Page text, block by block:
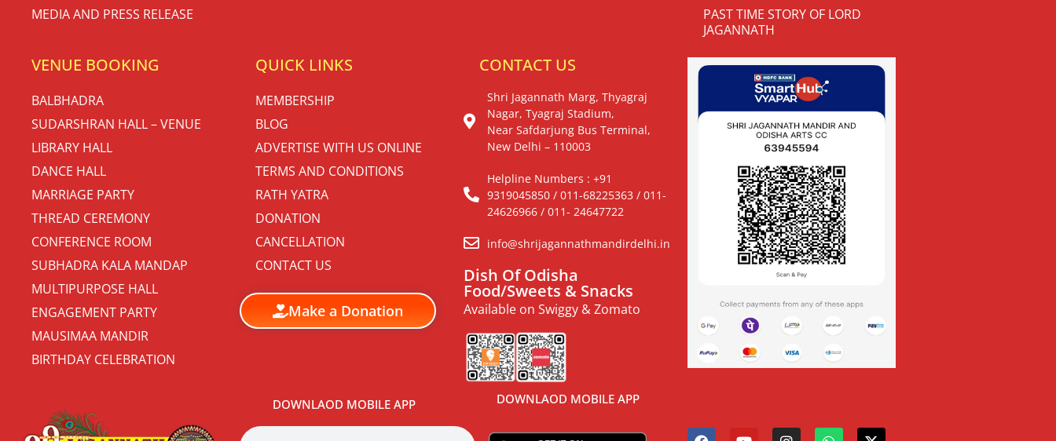
MEDIA AND PRESS RELEASE
PAST TIME STORY OF LORD
JAGANNATH
VENUE BOOKING
BALBHADRA
SUDARSHRAN HALL – VENUE
LIBRARY HALL
DANCE HALL
MARRIAGE PARTY
THREAD CEREMONY
CONFERENCE ROOM
SUBHADRA KALA MANDAP
MULTIPURPOSE HALL
ENGAGEMENT PARTY
MAUSIMAA MANDIR
BIRTHDAY CELEBRATION
QUICK LINKS
MEMBERSHIP
BLOG
ADVERTISE WITH US ONLINE
TERMS AND CONDITIONS
RATH YATRA
DONATION
CANCELLATION
CONTACT US
Make a Donation
CONTACT US
Shri Jagannath Marg, Thyagraj
Nagar, Tyagraj Stadium,
Near Safdarjung Bus Terminal,
New Delhi – 110003
Helpline Numbers : +91
9319045850 / 011-68225363 / 011-
24626966 / 011- 24647722
info@shrijagannathmandirdelhi.in
Dish Of Odisha
Food/Sweets & Snacks
Available on Swiggy & Zomato
DOWNLAOD MOBILE APP DOWNLAOD MOBILE APP